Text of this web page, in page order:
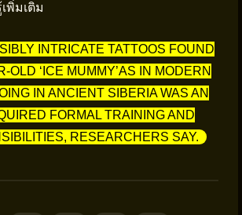
พิ่มเติม
INTRICATE TATTOOS FOUND
OLD ‘ICE MUMMY’AS IN MODERN
IN ANCIENT SIBERIA WAS AN
FORMAL TRAINING AND
RESEARCHERS SAY.